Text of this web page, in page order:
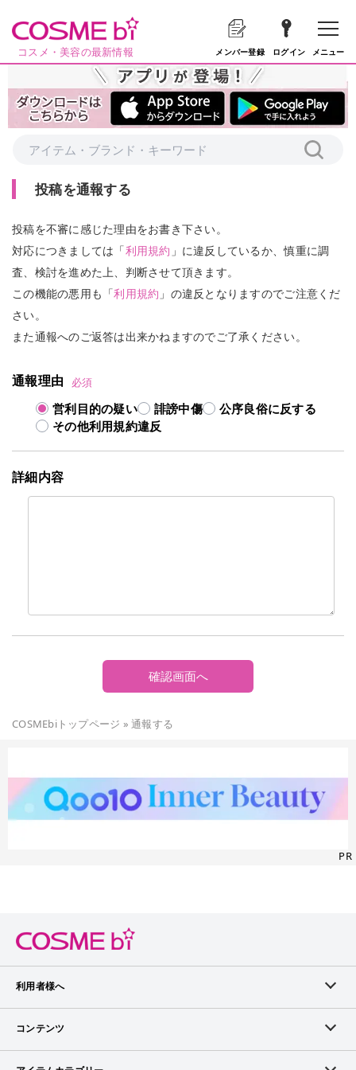
コスメ・美容の最新情報 メンバー登録 ログイン メニュー
投稿を通報する
投稿を不審に感じた理由をお書き下さい。
対応につきましては「利用規約 」に違反しているか、慎重に調
査、検討を進めた上、判断させて頂きます。
この機能の悪用も「利用規約 」の違反となりますのでご注意くだ
さい。
また通報へのご返答は出来かねますのでご了承ください。
通報理由 必須
営利目的の疑い 誹謗中傷
公序良俗に反する
その他利用規約違反
詳細内容
確認画面へ
COSMEbiトップページ »通報する
PR
利用者様へ
メンバーログイン
コンテンツ
ランキング